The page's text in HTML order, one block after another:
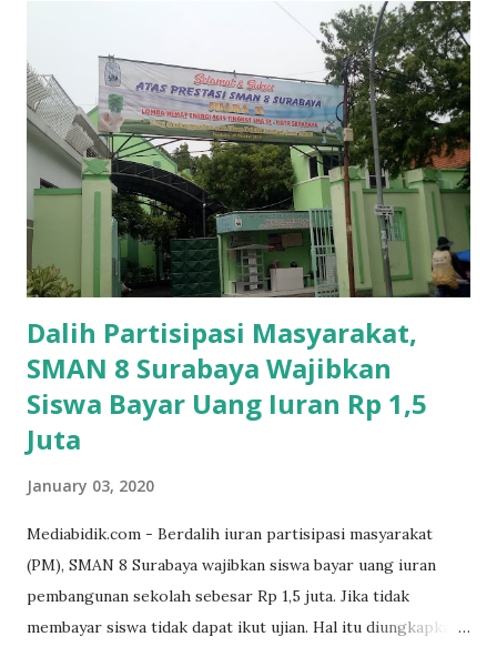
Dalih Partisipasi Masyarakat,
SMAN 8 Surabaya Wajibkan
Siswa Bayar Uang Iuran Rp 1,5
Juta
January 03, 2020
Mediabidik.com - Berdalih iuran partisipasi masyarakat
(PM), SMAN 8 Surabaya wajibkan siswa bayar uang iuran
pembangunan sekolah sebesar Rp 1,5 juta. Jika tidak
membayar siswa tidak dapat ikut ujian. Hal itu diungkapkan